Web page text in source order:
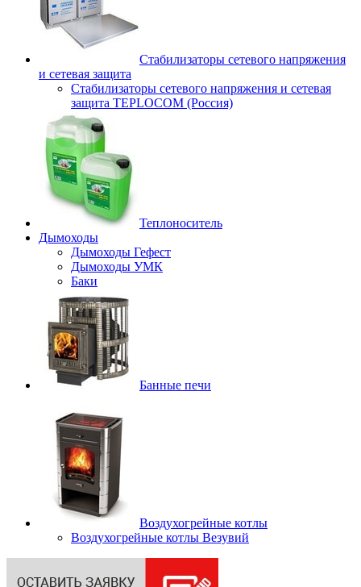
Стабилизаторы сетевого напряжения
и сетевая защита
Стабилизаторы сетевого напряжения и сетевая
защита TEPLOCOM (Россия)
Теплоноситель
Дымоходы
Дымоходы Гефест
Дымоходы УМК
Баки
Банные печи
Воздухогрейные котлы
Воздухогрейные котлы Везувий